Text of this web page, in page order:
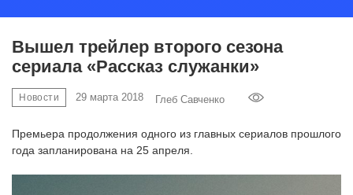
Вышел трейлер второго сезона
сериала «Рассказ служанки»
Новости 29 марта 2018 Глеб Савченко
Премьера продолжения одного из главных сериалов прошлого
года запланирована на 25 апреля.